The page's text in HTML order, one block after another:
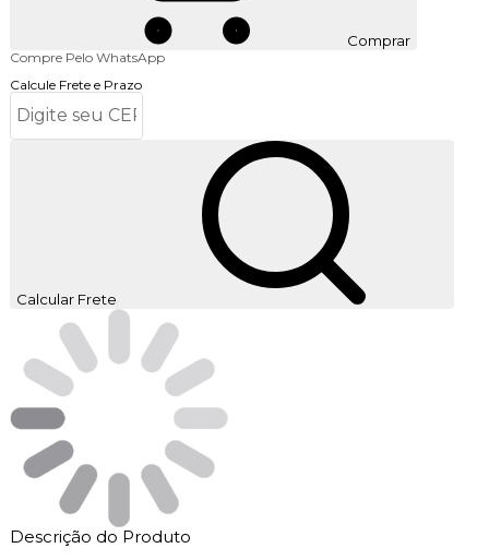
Comprar
Compre Pelo WhatsApp
Calcule Frete e Prazo
Calcular Frete
Descrição do Produto